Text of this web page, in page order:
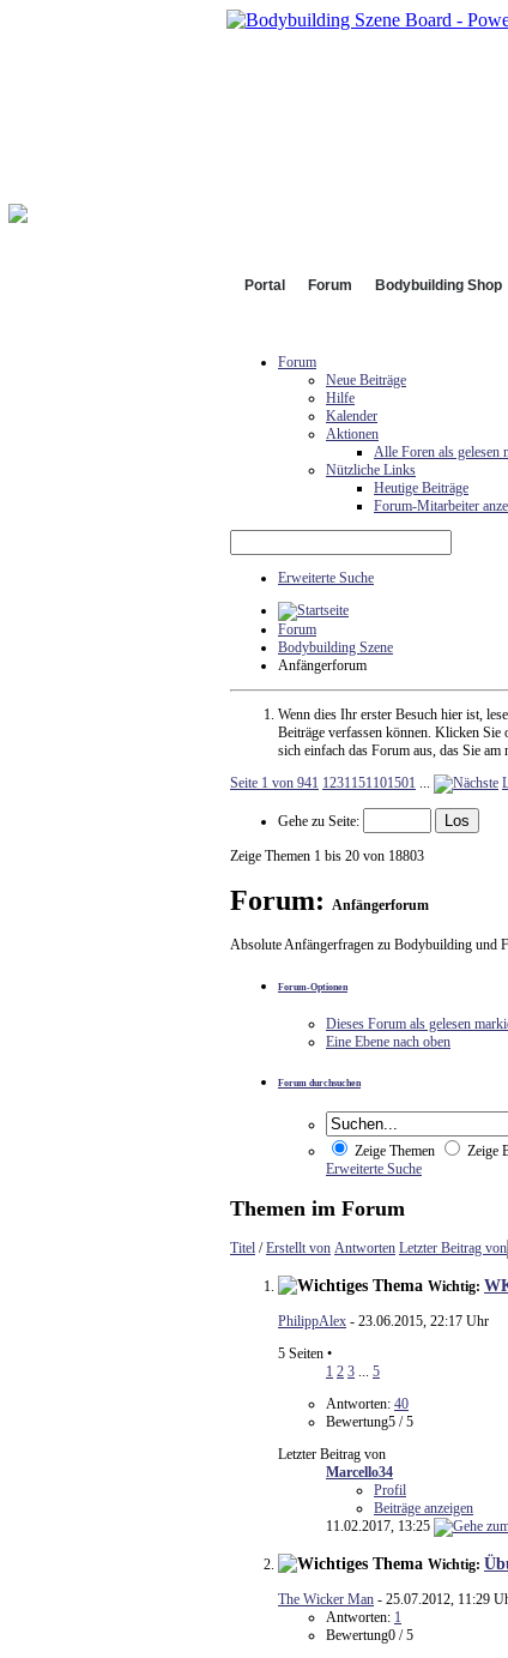
Portal Forum Bodybuilding Shop
Forum
Neue Beiträge
Hilfe
Kalender
Aktionen
Alle Foren als gelesen
Nützliche Links
Heutige Beiträge
Forum-Mitarbeiter
Erweiterte Suche
Forum
Bodybuilding Szene
Anfängerforum
Wenn dies Ihr erster Besuch hier ist,
Beiträge verfassen können. Klicken Sie
sich einfach das Forum aus, das Sie am
Seite 1 von 941 1231151101501 ...
Gehe zu Seite:
Zeige Themen 1 bis 20 von 18803
Forum: Anfängerforum
Absolute Anfängerfragen zu Bodybuilding und
Forum-Optionen
Dieses Forum als gelesen
Eine Ebene nach oben
Forum durchsuchen
Zeige Themen
Zeige
Erweiterte Suche
Themen im Forum
Titel /Erstellt von Antworten Letzter Beitrag von
Wichtig:
PhilippAlex - 23.06.2015, 22:17 Uhr
5 Seiten •
1 2 3 ... 5
Antworten: 40
Bewertung5 / 5
Letzter Beitrag von
Marcello34
Profil
Beiträge anzeigen
11.02.2017, 13:25
Wichtig:
The Wicker Man - 25.07.2012, 11:29
Antworten: 1
Bewertung0 / 5